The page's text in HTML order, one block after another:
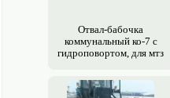
Отвал-бабочка
коммунальный ко-7 с
гидроповортом, для мтз